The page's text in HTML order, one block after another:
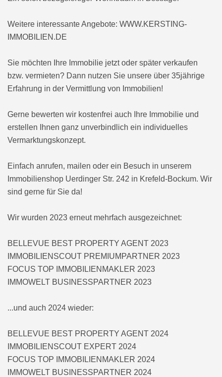
Weitere interessante Angebote: WWW.KERSTING-
IMMOBILIEN.DE
Sie möchten Ihre Immobilie jetzt oder später verkaufen
bzw. vermieten? Dann nutzen Sie unsere über 35jährige
Erfahrung in der Vermittlung von Immobilien!
Gerne bewerten wir kostenfrei auch Ihre Immobilie und
erstellen Ihnen ganz unverbindlich ein individuelles
Vermarktungskonzept.
Einfach anrufen, mailen oder ein Besuch in unserem
Immobilienshop Uerdinger Str. 242 in Krefeld-Bockum. Wir
sind gerne für Sie da!
Wir wurden 2023 erneut mehrfach ausgezeichnet:
BELLEVUE BEST PROPERTY AGENT 2023
IMMOBILIENSCOUT PREMIUMPARTNER 2023
FOCUS TOP IMMOBILIENMAKLER 2023
IMMOWELT BUSINESSPARTNER 2023
...und auch 2024 wieder:
BELLEVUE BEST PROPERTY AGENT 2024
IMMOBILIENSCOUT EXPERT 2024
FOCUS TOP IMMOBILIENMAKLER 2024
IMMOWELT BUSINESSPARTNER 2024